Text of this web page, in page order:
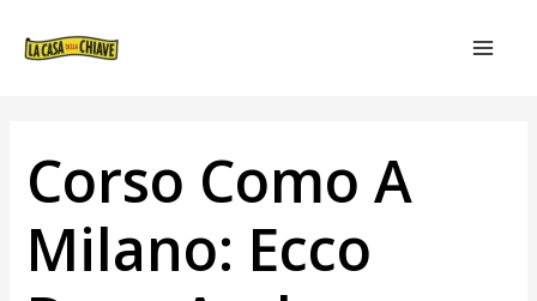
Corso Como A
Milano: Ecco
ARTICOLI